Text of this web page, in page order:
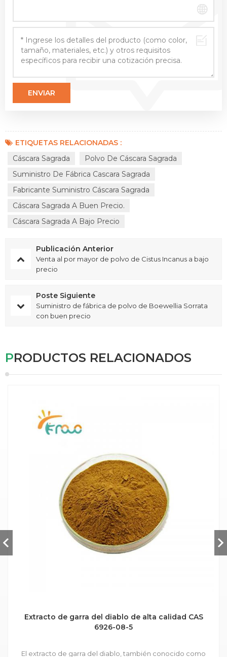
ETIQUETAS RELACIONADAS :
Cáscara Sagrada
Polvo De Cáscara Sagrada
Suministro De Fábrica Cascara Sagrada
Fabricante Suministro Cáscara Sagrada
Cáscara Sagrada A Buen Precio.
Cáscara Sagrada A Bajo Precio
Publicación Anterior
Venta al por mayor de polvo de Cistus Incanus a bajo
precio
Poste Siguiente
Suministro de fábrica de polvo de Boewellia Sorrata
con buen precio
PRODUCTOS RELACIONADOS
Extracto de garra del diablo de alta calidad CAS
6926-08-5
El extracto de garra del diablo, también conocido como